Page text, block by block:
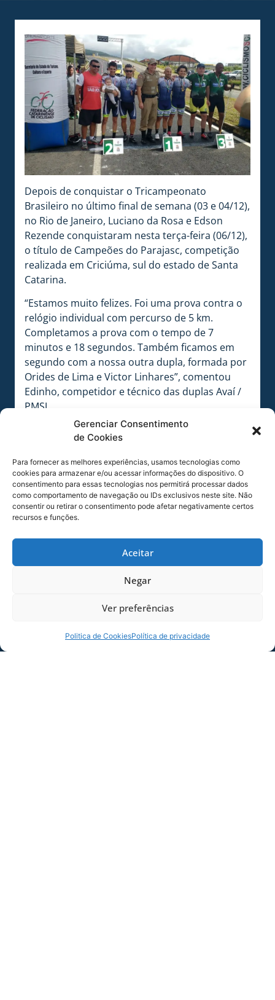
Gerenciar Consentimento
de Cookies
Para fornecer as melhores experiências, usamos tecnologias como
cookies para armazenar e/ou acessar informações do dispositivo. O
consentimento para essas tecnologias nos permitirá processar dados
como comportamento de navegação ou IDs exclusivos neste site. Não
consentir ou retirar o consentimento pode afetar negativamente certos
recursos e funções.
Aceitar
Negar
Ver preferências
Politica de CookiesPolítica de privacidade
Depois de conquistar o Tricampeonato
Brasileiro no último final de semana (03 e 04/12),
no Rio de Janeiro, Luciano da Rosa e Edson
Rezende conquistaram nesta terça-feira (06/12),
o título de Campeões do Parajasc, competição
realizada em Criciúma, sul do estado de Santa
Catarina.
“Estamos muito felizes. Foi uma prova contra o
relógio individual com percurso de 5 km.
Completamos a prova com o tempo de 7
minutos e 18 segundos. Também ficamos em
segundo com a nossa outra dupla, formada por
Orides de Lima e Victor Linhares”, comentou
Edinho, competidor e técnico das duplas Avaí /
PMSJ.
A equipe Avaí / PMSJ tem o apoio do Avaí Futebol
Clube, Fundação Municipal de Esportes e Lazer
de São José, Plasc Embalagens e Chosen Bike
Shop.